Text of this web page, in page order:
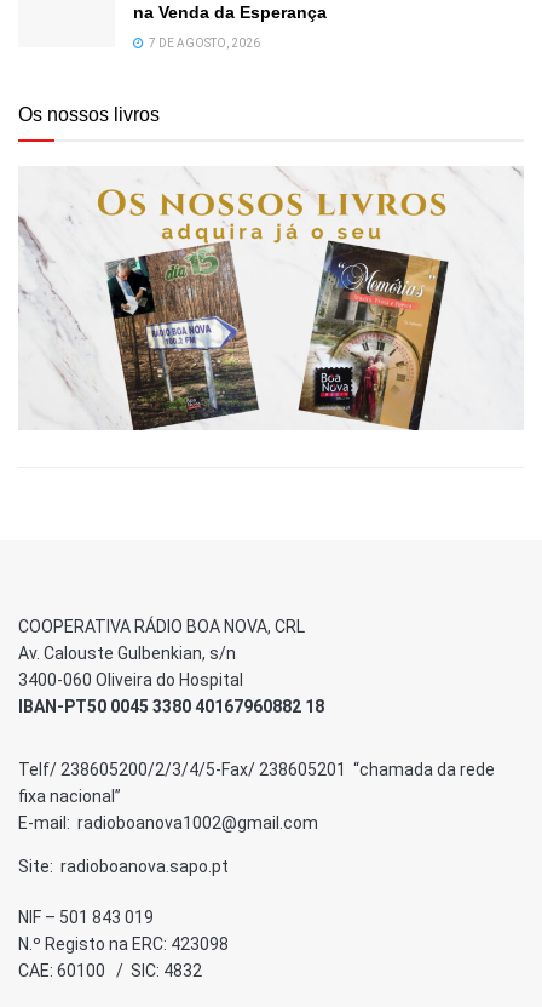
na Venda da Esperança
7 DE AGOSTO, 2026
Os nossos livros
COOPERATIVA RÁDIO BOA NOVA, CRL
Av. Calouste Gulbenkian, s/n
3400-060 Oliveira do Hospital
IBAN-PT50 0045 3380 40167960882 18
Telf/ 238605200/2/3/4/5-Fax/ 238605201 “chamada da rede
fixa nacional”
E-mail: radioboanova1002@gmail.com
Site: radioboanova.sapo.pt
NIF – 501 843 019
N.º Registo na ERC: 423098
CAE: 60100 / SIC: 4832